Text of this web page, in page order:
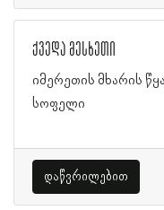
ქვედა მესხეთი
იმერეთის მხარის
სოფელი
დაწვრილებით